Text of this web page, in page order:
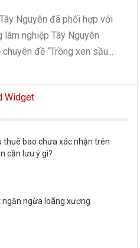
Nguyên đã phối hợp với
lâm nghiệp Tây Nguyên
đề “Trồng xen sầu...
thuê bao chưa xác nhận trên
cần lưu ý gì?
ngừa loãng xương